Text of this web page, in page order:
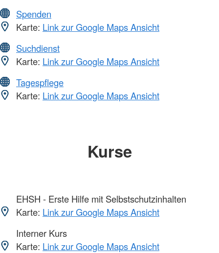
Spenden
Karte: Link zur Google Maps Ansicht
Suchdienst
Karte: Link zur Google Maps Ansicht
Tagespflege
Karte: Link zur Google Maps Ansicht
Kurse
EHSH - Erste Hilfe mit Selbstschutzinhalten
Karte: Link zur Google Maps Ansicht
Interner Kurs
Karte: Link zur Google Maps Ansicht